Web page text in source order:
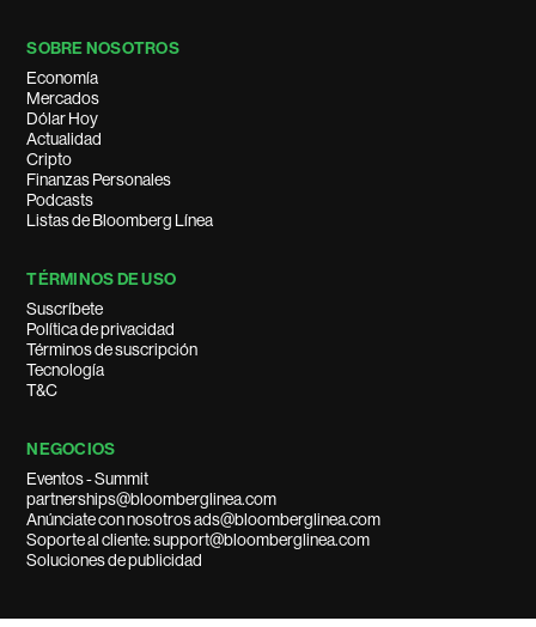
SOBRE NOSOTROS
Economía
Mercados
Dólar Hoy
Actualidad
Cripto
Finanzas Personales
Podcasts
Listas de Bloomberg Línea
TÉRMINOS DE USO
Suscríbete
Política de privacidad
Términos de suscripción
Tecnología
T&C
NEGOCIOS
Eventos - Summit
partnerships@bloomberglinea.com
Anúnciate con nosotros ads@bloomberglinea.com
Soporte al cliente: support@bloomberglinea.com
Soluciones de publicidad